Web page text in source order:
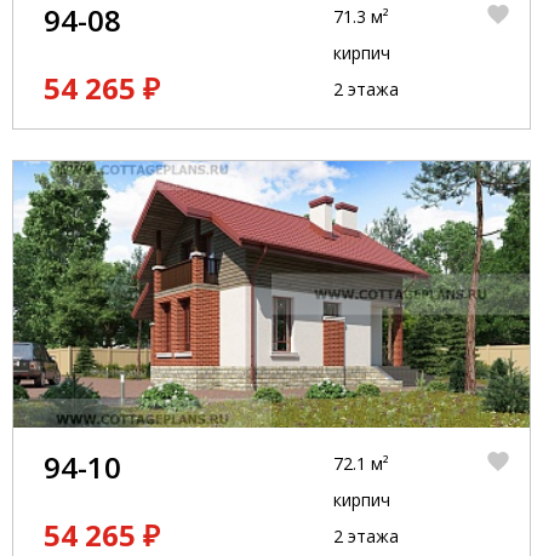
94-08
54 265 ₽
71.3 м²
кирпич
2 этажа
94-10
54 265 ₽
72.1 м²
кирпич
2 этажа